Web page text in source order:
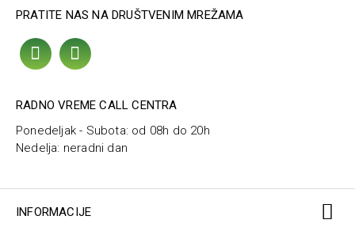
PRATITE NAS NA DRUŠTVENIM MREŽAMA
RADNO VREME CALL CENTRA
Ponedeljak - Subota: od 08h do 20h
Nedelja: neradni dan
INFORMACIJE